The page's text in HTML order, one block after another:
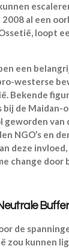
al een
loopt
een
westerse
Bekende
bij de Maidan-
geworden van
NGO’s en
deze
change door
de
zou kunnen